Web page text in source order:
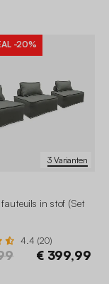
3 Varianten
-20%
in stof (Set
4.4 (20)
€ 399,99